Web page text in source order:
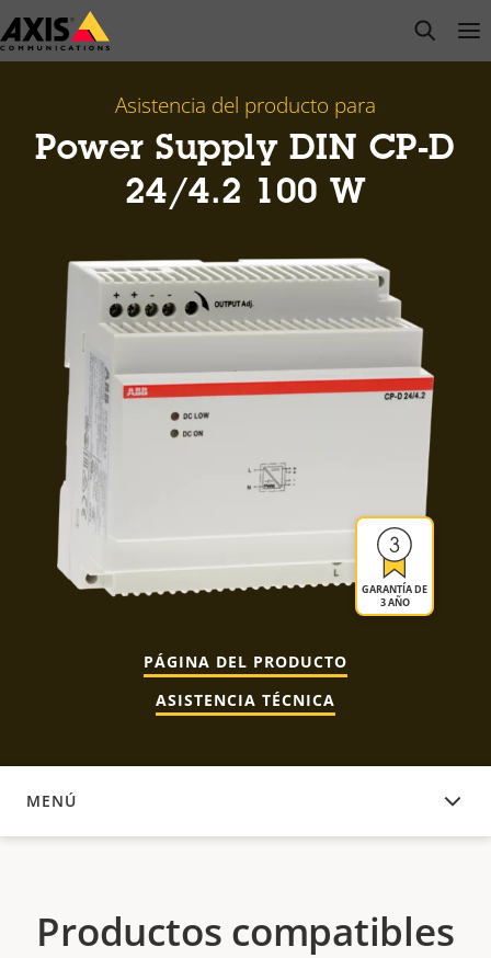
Saltar
al
open
Asistencia del producto para
Power Supply DIN CP-D
24/4.2 100 W
GARANTÍA DE
3 AÑO
PÁGINA DEL PRODUCTO
ASISTENCIA TÉCNICA
MENÚ
PRODUCTOS COMPATIBLES
Productos compatibles